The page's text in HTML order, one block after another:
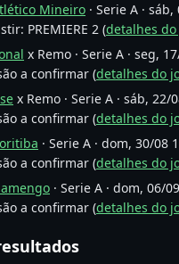
Mineiro · Serie A ·
PREMIERE 2 (detalhes
x Remo · Serie A · seg,
a confirmar (detalhes do
x Remo · Serie A · sáb,
a confirmar (detalhes do
· Serie A · dom, 30/08
a confirmar (detalhes do
· Serie A · dom, 06/
a confirmar (detalhes do